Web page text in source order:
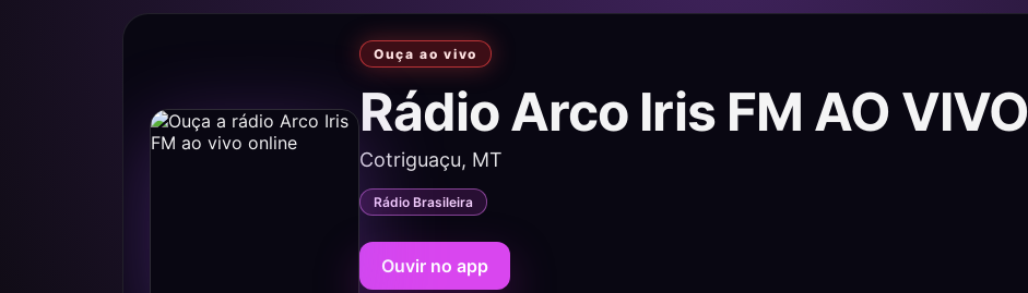
Ouça ao vivo
Rádio Arco Iris FM AO VIVO
Cotriguaçu, MT
Rádio Brasileira
Ouvir no app